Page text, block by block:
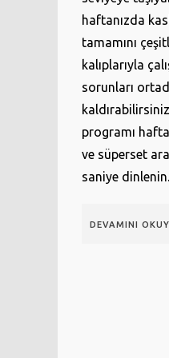
haftanızda
tamamını
kalıplarıyla
sorunları
programı
ve süperset
saniye dinlenin.
DEVAMINI